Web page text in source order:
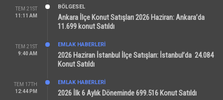
TEM 21ST
11:11 AM
BÖLGESEL
Ankara İlçe Konut Satışları 2026 Haziran: Ankara’da
11.699 konut Satıldı
TEM 21ST
9:40 AM
EMLAK HABERLERI
2026 Haziran İstanbul İlçe Satışları: İstanbul’da 24.084
Konut Satıldı
TEM 17TH
12:44 PM
EMLAK HABERLERI
2026 İlk 6 Aylık Döneminde 699.516 Konut Satıldı